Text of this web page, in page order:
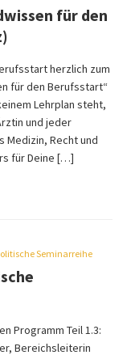
für den
herzlich zum
für den Berufsstart“
Lehrplan steht,
und jeder
Medizin, Recht und
für Deine […]
Seminarreihe
Programm Teil 1.3:
Bereichsleiterin